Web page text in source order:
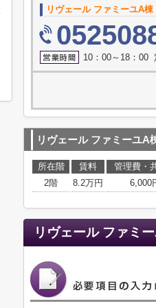
リヴェール ファミーユA棟
10：00～18：00
リヴェール ファミーユA
所在階 賃料 管理費・
2階
8.2万円 6,000
リヴェール ファミ